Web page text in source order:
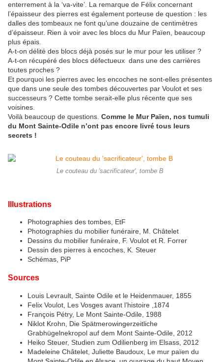
enterrement à la ‘va-vite’. La remarque de Félix concernant
l’épaisseur des pierres est également porteuse de question : les
dalles des tombeaux ne font qu’une douzaine de centimètres
d’épaisseur. Rien à voir avec les blocs du Mur Païen, beaucoup
plus épais.
A-t-on délité des blocs déjà posés sur le mur pour les utiliser ?
A-t-on récupéré des blocs défectueux dans une des carrières
toutes proches ?
Et pourquoi les pierres avec les encoches ne sont-elles présentes
que dans une seule des tombes découvertes par Voulot et ses
successeurs ? Cette tombe serait-elle plus récente que ses
voisines.
Voilà beaucoup de questions. Comme le Mur Païen, nos tumuli
du Mont Sainte-Odile n’ont pas encore livré tous leurs
secrets !
Le couteau du 'sacrificateur', tombe B
Illustrations
Photographies des tombes, EtF
Photographies du mobilier funéraire, M. Châtelet
Dessins du mobilier funéraire, F. Voulot et R. Forrer
Dessin des pierres à encoches, K. Steuer
Schémas, PiP
Sources
Louis Levrault, Sainte Odile et le Heidenmauer, 1855
Felix Voulot, Les Vosges avant l’histoire ,1874
François Pétry, Le Mont Sainte-Odile, 1988
Niklot Krohn, Die Spätmerowingerzeitliche
Grabhügelnekropol auf dem Mont Sainte-Odile, 2012
Heiko Steuer, Studien zum Odilienberg im Elsass, 2012
Madeleine Châtelet, Juliette Baudoux, Le mur païen du